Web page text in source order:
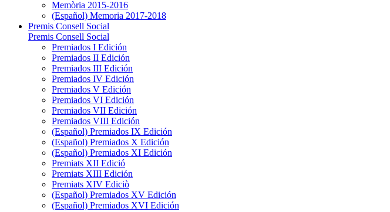
Memòria 2015-2016
(Español) Memoria 2017-2018
Premis Consell Social
Premis Consell Social
Premiados I Edición
Premiados II Edición
Premiados III Edición
Premiados IV Edición
Premiados V Edición
Premiados VI Edición
Premiados VII Edición
Premiados VIII Edición
(Español) Premiados IX Edición
(Español) Premiados X Edición
(Español) Premiados XI Edición
Premiats XII Edició
Premiats XIII Edición
Premiats XIV Ediciò
(Español) Premiados XV Edición
(Español) Premiados XVI Edición